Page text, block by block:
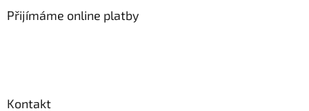
Přijímáme online platby
Kontakt